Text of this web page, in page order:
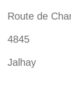
Route de
4845
Jalhay